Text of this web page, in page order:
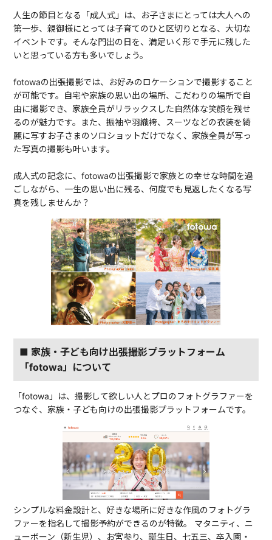
人生の節目となる「成人式」は、お子さまにとっては大人への
第一歩、親御様にとっては子育てのひと区切りとなる、大切な
イベントです。そんな門出の日を、満足いく形で手元に残した
いと思っている方も多いでしょう。
fotowaの出張撮影では、お好みのロケーションで撮影すること
が可能です。自宅や家族の思い出の場所、こだわりの場所で自
由に撮影でき、家族全員がリラックスした自然体な笑顔を残せ
るのが魅力です。また、振袖や羽織袴、スーツなどの衣装を綺
麗に写すお子さまのソロショットだけでなく、家族全員が写っ
た写真の撮影も叶います。
成人式の記念に、fotowaの出張撮影で家族との幸せな時間を過
ごしながら、一生の思い出に残る、何度でも見返したくなる写
真を残しませんか？
■ 家族・子ども向け出張撮影プラットフォーム
「fotowa」について
「fotowa」は、撮影して欲しい人とプロのフォトグラファーを
つなぐ、家族・子ども向けの出張撮影プラットフォームです。
シンプルな料金設計と、好きな場所に好きな作風のフォトグラ
ファーを指名して撮影予約ができるのが特徴。 マタニティ、ニ
ューボーン（新生児）、お宮参り、誕生日、七五三、卒入園・